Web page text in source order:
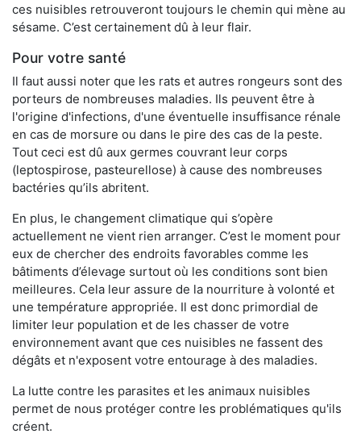
ces nuisibles retrouveront toujours le chemin qui mène au
sésame. C’est certainement dû à leur flair.
Pour votre santé
Il faut aussi noter que les rats et autres rongeurs sont des
porteurs de nombreuses maladies. Ils peuvent être à
l'origine d'infections, d'une éventuelle insuffisance rénale
en cas de morsure ou dans le pire des cas de la peste.
Tout ceci est dû aux germes couvrant leur corps
(leptospirose, pasteurellose) à cause des nombreuses
bactéries qu’ils abritent.
En plus, le changement climatique qui s’opère
actuellement ne vient rien arranger. C’est le moment pour
eux de chercher des endroits favorables comme les
bâtiments d’élevage surtout où les conditions sont bien
meilleures. Cela leur assure de la nourriture à volonté et
une température appropriée. Il est donc primordial de
limiter leur population et de les chasser de votre
environnement avant que ces nuisibles ne fassent des
dégâts et n'exposent votre entourage à des maladies.
La lutte contre les parasites et les animaux nuisibles
permet de nous protéger contre les problématiques qu'ils
créent.